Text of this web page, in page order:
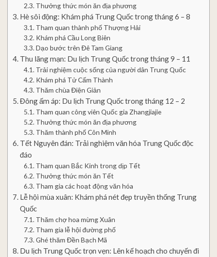
Thưởng thức món ăn địa phương
Hè sôi động: Khám phá Trung Quốc trong tháng 6 – 8
Tham quan thành phố Thượng Hải
Khám phá Cầu Long Biên
Dạo bước trên Đê Tam Giang
Thu lãng mạn: Du lịch Trung Quốc trong tháng 9 – 11
Trải nghiệm cuộc sống của người dân Trung Quốc
Khám phá Tử Cấm Thành
Thăm chùa Điện Giản
Đông ấm áp: Du lịch Trung Quốc trong tháng 12 – 2
Tham quan công viên Quốc gia Zhangjiajie
Thưởng thức món ăn địa phương
Thăm thành phố Côn Minh
Tết Nguyên đán: Trải nghiệm văn hóa Trung Quốc độc
đáo
Tham quan Bắc Kinh trong dịp Tết
Thưởng thức món ăn Tết
Tham gia các hoạt động văn hóa
Lễ hội mùa xuân: Khám phá nét đẹp truyền thống Trung
Quốc
Thăm chợ hoa mừng Xuân
Tham gia lễ hội đường phố
Ghé thăm Đền Bạch Mã
Du lịch Trung Quốc trọn vẹn: Lên kế hoạch cho chuyến đi